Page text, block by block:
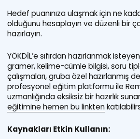
Hedef puanınıza ulaşmak için ne
olduğunu hesaplayın ve düzenli bir
hazırlayın.
YÖKDİL’e sıfırdan hazırlanmak
gramer, kelime-cümle bilgisi, soru
çalışmaları, gruba özel hazırlanmış
profesyonel eğitim platformu ile
uzmanlığında eksiksiz bir hazırlık
eğitimine hemen bu linkten
Kaynakları Etkin Kullanın: